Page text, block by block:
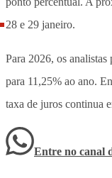
28 e 29 janeiro.
Para 2026, os
para 11,25% ao ano.
taxa de juros continua
Entre no canal